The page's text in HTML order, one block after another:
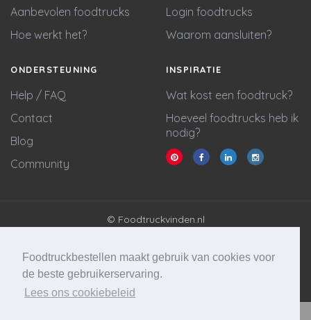
Foodtruckbestellen maakt gebruik van cookies voor
de beste gebruikerservaring.
Lees ons cookiebeleid
Aanbevolen foodtrucks
Hoe werkt het?
Login foodtrucks
Waarom aansluiten?
ONDERSTEUNING
Help / FAQ
Contact
Blog
Community
INSPIRATIE
Wat kost een foodtruck?
Hoeveel foodtrucks heb ik
nodig?
© Foodtruckvinden.nl
Cookie statement
Website & marketing door